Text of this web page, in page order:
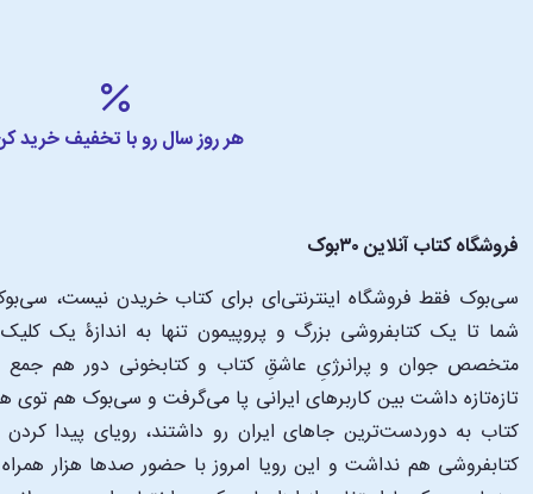
هر روز سال رو با تخفیف خرید
فروشگاه کتاب آنلاین ۳۰بوک
سی‌بوک فقط فروشگاه اینترنتی‌ای برای کتاب خریدن نیست،
متخصص جوان و پرانرژیِ عاشقِ کتاب و کتابخونی دور هم جمع
تازه‌تازه داشت بین کاربرهای ایرانی پا می‌گرفت و سی‌بوک هم
کتاب به دوردست‌ترین جاهای ایران رو داشتند، رویای پیدا
کتابفروشی هم نداشت و این رویا امروز با حضور صدها هزار